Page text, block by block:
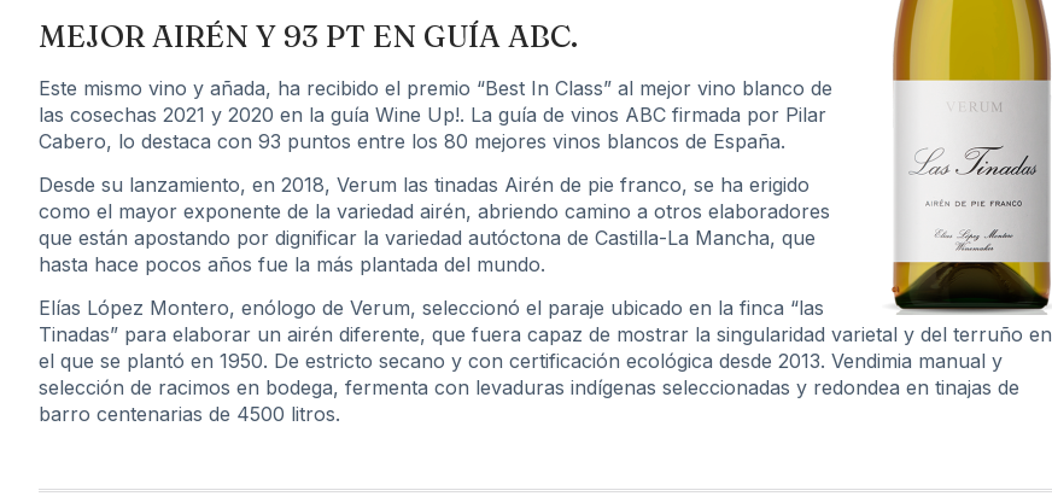
MEJOR AIRÉN Y 93 PT EN GUÍA ABC.
Este mismo vino y añada, ha recibido el premio “Best In Class” al mejor vino blanco de
las cosechas 2021 y 2020 en la guía Wine Up!. La guía de vinos ABC firmada por Pilar
Cabero, lo destaca con 93 puntos entre los 80 mejores vinos blancos de España.
Desde su lanzamiento, en 2018, Verum las tinadas Airén de pie franco, se ha erigido
como el mayor exponente de la variedad airén, abriendo camino a otros elaboradores
que están apostando por dignificar la variedad autóctona de Castilla-La Mancha, que
hasta hace pocos años fue la más plantada del mundo.
Elías López Montero, enólogo de Verum, seleccionó el paraje ubicado en la finca “las
Tinadas” para elaborar un airén diferente, que fuera capaz de mostrar la singularidad varietal y del terruño en
el que se plantó en 1950. De estricto secano y con certificación ecológica desde 2013. Vendimia manual y
selección de racimos en bodega, fermenta con levaduras indígenas seleccionadas y redondea en tinajas de
barro centenarias de 4500 litros.